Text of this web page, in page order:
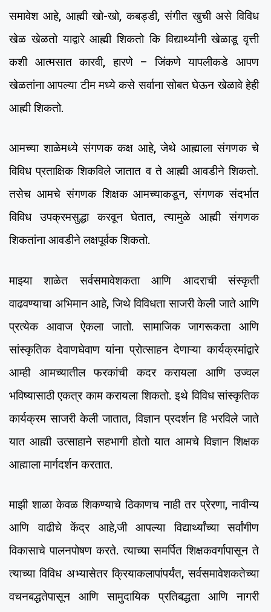
समावेश आहे, आह्मी खो-खो, कबड्डी, संगीत खुची असे विविध
खेळ खेळतो याद्वारे आह्मी शिकतो कि विद्यार्थ्यांनी खेळाडू वृत्ती
कशी आत्मसात कारवी, हारणे – जिंकणे यापलीकडे आपण
खेळतांना आपल्या टीम मध्ये कसे सर्वाना सोबत घेऊन खेळावे हेही
आह्मी शिकतो.
आमच्या शाळेमध्ये संगणक कक्ष आहे, जेथे आह्माला संगणक चे
विविध प्रताक्षिक शिकविले जातात व ते आह्मी आवडीने शिकतो.
तसेच आमचे संगणक शिक्षक आमच्याकडून, संगणक संदर्भात
विविध उपक्रमसुद्धा करवून घेतात, त्यामुळे आह्मी संगणक
शिकतांना आवडीने लक्षपूर्वक शिकतो.
माझ्या शाळेत सर्वसमावेशकता आणि आदराची संस्कृती
वाढवण्याचा अभिमान आहे, जिथे विविधता साजरी केली जाते आणि
प्रत्येक आवाज ऐकला जातो. सामाजिक जागरूकता आणि
सांस्कृतिक देवाणघेवाण यांना प्रोत्साहन देणाऱ्या कार्यक्रमांद्वारे
आम्ही आमच्यातील फरकांची कदर करायला आणि उज्वल
भविष्यासाठी एकत्र काम करायला शिकतो. इथे विविध सांस्कृतिक
कार्यक्रम साजरी केली जातात, विज्ञान प्रदर्शन हि भरविले जाते
यात आह्मी उत्साहाने सहभागी होतो यात आमचे विज्ञान शिक्षक
आह्माला मार्गदर्शन करतात.
माझी शाळा केवळ शिकण्याचे ठिकाणच नाही तर प्रेरणा, नावीन्य
आणि वाढीचे केंद्र आहे,जी आपल्या विद्यार्थ्यांच्या सर्वांगीण
विकासाचे पालनपोषण करते. त्याच्या समर्पित शिक्षकवर्गापासून ते
त्याच्या विविध अभ्यासेतर क्रियाकलापांपर्यंत, सर्वसमावेशकतेच्या
वचनबद्धतेपासून आणि सामुदायिक प्रतिबद्धता आणि नागरी